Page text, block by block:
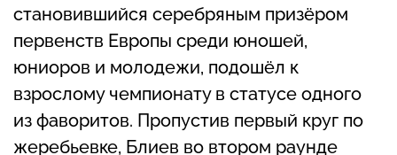
становившийся серебряным призёром
первенств Европы среди юношей,
юниоров и молодежи, подошёл к
взрослому чемпионату в статусе одного
из фаворитов. Пропустив первый круг по
жеребьевке, Блиев во втором раунде